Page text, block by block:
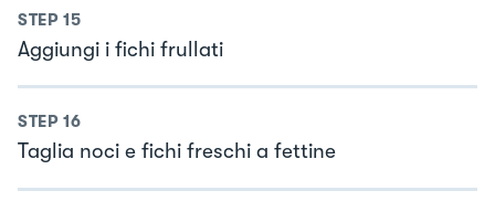
STEP 15
Aggiungi i fichi frullati
STEP 16
Taglia noci e fichi freschi a fettine